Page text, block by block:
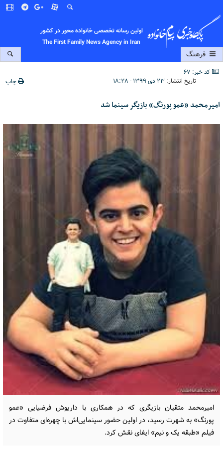
اولین رسانه تخصصی خانواده محور در کشور
The First Family News Agency in Iran
فرهنگ
کد خبر: 67
تاریخ انتشار: ۲۳ دی ۱۳۹۹ - ۱۸:۲۸ چاپ
امیرمحمد «عمو پورنگ» بازیگر سینما شد
امیرمحمد متقیان بازیگری که در همکاری با داریوش فرضیایی «عمو
پورنگ» به شهرت رسید، در اولین حضور سینمایی‌اش با چهره‌ای متفاوت در
فیلم «طبقه یک و نیم» ایفای نقش کرد.